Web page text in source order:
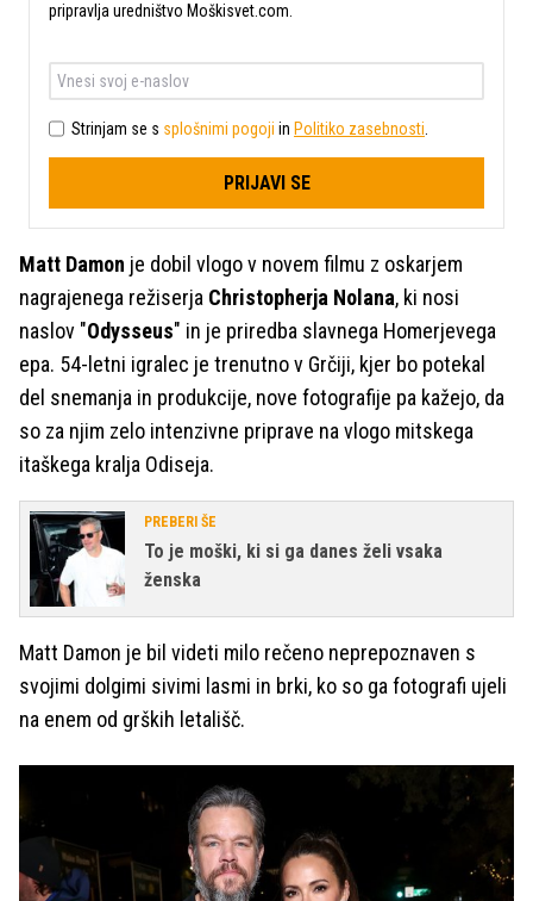
pripravlja uredništvo Moškisvet.com.
Strinjam se s splošnimi pogoji in Politiko zasebnosti
PRIJAVI SE
Matt Damon je dobil vlogo v novem filmu z oskarjem
nagrajenega režiserja Christopherja Nolana, ki nosi
naslov "Odysseus" in je priredba slavnega Homerjevega
epa. 54-letni igralec je trenutno v Grčiji, kjer bo potekal
del snemanja in produkcije, nove fotografije pa kažejo, da
so za njim zelo intenzivne priprave na vlogo mitskega
itaškega kralja Odiseja.
PREBERI ŠE
To je moški, ki si ga danes želi vsaka
ženska
Matt Damon je bil videti milo rečeno neprepoznaven s
svojimi dolgimi sivimi lasmi in brki, ko so ga fotografi ujeli
na enem od grških letališč.